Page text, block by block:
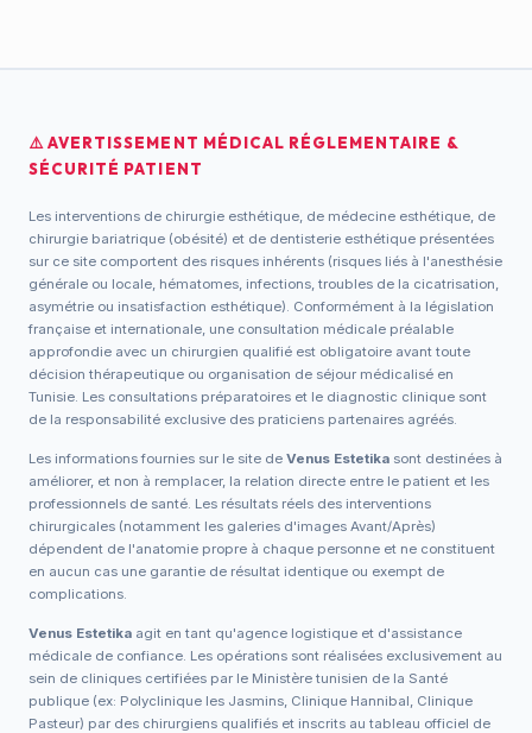
⚠️ AVERTISSEMENT MÉDICAL RÉGLEMENTAIRE &
SÉCURITÉ PATIENT
Les interventions de chirurgie esthétique, de médecine esthétique, de
chirurgie bariatrique (obésité) et de dentisterie esthétique présentées
sur ce site comportent des risques inhérents (risques liés à l'anesthésie
générale ou locale, hématomes, infections, troubles de la cicatrisation,
asymétrie ou insatisfaction esthétique). Conformément à la législation
française et internationale, une consultation médicale préalable
approfondie avec un chirurgien qualifié est obligatoire avant toute
décision thérapeutique ou organisation de séjour médicalisé en
Tunisie. Les consultations préparatoires et le diagnostic clinique sont
de la responsabilité exclusive des praticiens partenaires agréés.
Les informations fournies sur le site de Venus Estetika sont destinées à
améliorer, et non à remplacer, la relation directe entre le patient et les
professionnels de santé. Les résultats réels des interventions
chirurgicales (notamment les galeries d'images Avant/Après)
dépendent de l'anatomie propre à chaque personne et ne constituent
en aucun cas une garantie de résultat identique ou exempt de
complications.
Venus Estetika agit en tant qu'agence logistique et d'assistance
médicale de confiance. Les opérations sont réalisées exclusivement au
sein de cliniques certifiées par le Ministère tunisien de la Santé
publique (ex: Polyclinique les Jasmins, Clinique Hannibal, Clinique
Pasteur) par des chirurgiens qualifiés et inscrits au tableau officiel de